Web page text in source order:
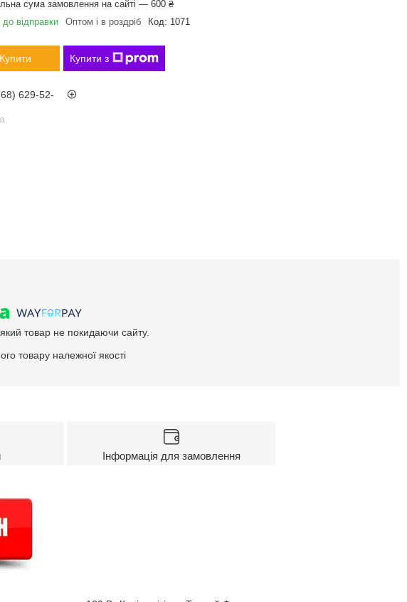
сума замовлення на сайті — 600 ₴
до відправки
Оптом і в роздріб Код: 1071
Купити Купити з
629-52-
товар не покидаючи сайту.
товару належної якості
Інформація для замовлення